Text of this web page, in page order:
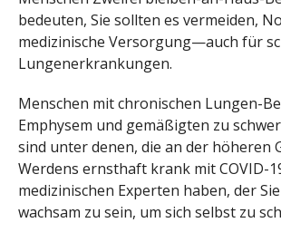
bedeuten, Sie sollten es vermeiden,
medizinische Versorgung—auch für
Lungenerkrankungen.
Menschen mit chronischen Lungen-
Emphysem und gemäßigten zu
sind unter denen, die an der höheren
Werdens ernsthaft krank mit COVID-
medizinischen Experten haben, der
wachsam zu sein, um sich selbst zu